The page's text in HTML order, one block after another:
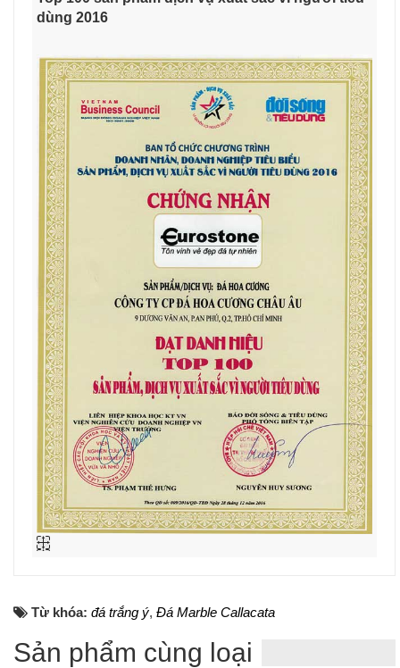
dùng 2016
Từ khóa: đá trắng ý, Đá Marble Callacata
Sản phẩm cùng loại